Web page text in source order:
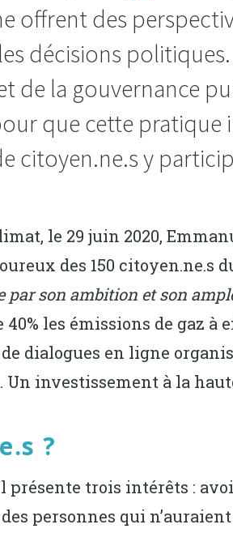
offrent des
décisions
de la gouvernance
que cette pratique
citoyen.ne.s y
le 29 juin 2020,
des 150 citoyen.ne.s
par son ambition et son
les émissions de gaz à
dialogues en ligne
Un investissement à la
?
présente trois intérêts :
personnes qui n’auraient